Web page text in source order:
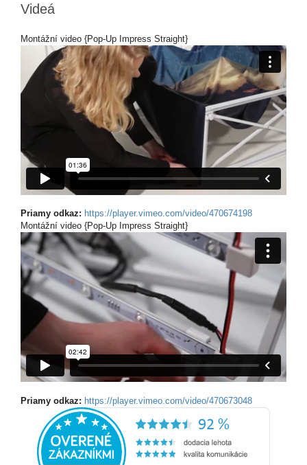
Videá
Montážní video {Pop-Up Impress Straight}
Priamy odkaz: https://player.vimeo.com/video/470674198
Montážní video {Pop-Up Impress Straight}
Priamy odkaz: https://player.vimeo.com/video/470673048